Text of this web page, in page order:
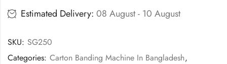
Estimated Delivery: 08 August - 10 August
SKU: SG250
Categories: Carton Banding Machine In Bangladesh,